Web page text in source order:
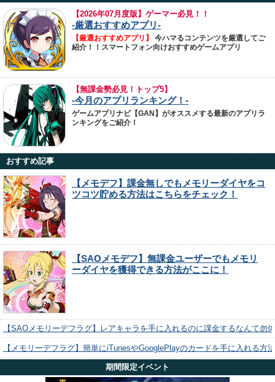
【2026年07月度版】ゲーマー必見！！
-厳選おすすめアプリ-
【厳選おすすめアプリ】
今ハマるコンテンツを厳選してご
紹介！！スマートフォン向けおすすめゲームアプリ
【無課金勢必見！トップ5】
-今月のアプリランキング！-
ゲームアプリナビ【GAN】がオススメする最新のアプリラ
ンキングをご紹介！
おすすめ記事
【メモデフ】課金無しでもメモリーダイヤをコ
ツコツ貯める方法はこちらをチェック！
【SAOメモデフ】無課金ユーザーでもメモリ
ーダイヤを獲得できる方法がここに！
【SAOメモリーデフラグ】レアキャラを手に入れるのに課金するなんて勿
【メモリーデフラグ】簡単にiTunesやGooglePlayのカードを手に入れる方
期間限定イベント